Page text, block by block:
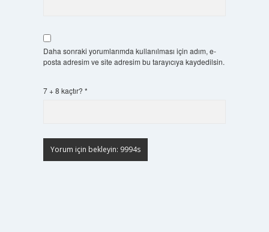
Daha sonraki yorumlarımda kullanılması için adım, e-
posta adresim ve site adresim bu tarayıcıya kaydedilsin.
7 + 8 kaçtır? *